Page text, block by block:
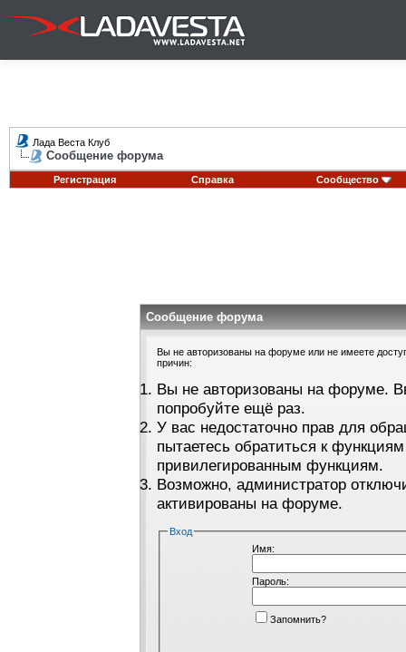
Лада Веста Клуб
Сообщение форума
Регистрация Справка Сообщество
Сообщение форума
Вы не авторизованы на форуме или не имеете
причин:
Вы не авторизованы на форуме.
попробуйте ещё раз.
У вас недостаточно прав для
пытаетесь обратиться к
привилегированным функциям.
Возможно, администратор
активированы на форуме.
Вход
Имя:
Пароль:
Запомнить?